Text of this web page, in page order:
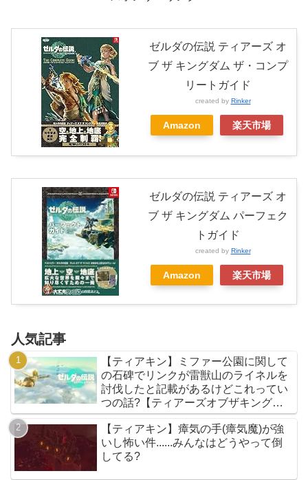
ゼルダの伝説 ティアーズ オ
ブ ザ キングダム ザ・コンプ
リートガイド
created by Rinker
Amazon 楽天市場
ゼルダの伝説 ティアーズ オ
ブ ザ キングダム パーフェク
トガイド
created by Rinker
Amazon 楽天市場
人気記事
【ティアキン】ミファー公園に関して
の石碑でリンクが雷獣山のライネルを
討伐したと記載があるけどこれってい
つの話?【ティアーズオブザキングダ
ム】
【ティアキン】瘴気の手(瘴気魔)が強
いし怖い件......みんなはどうやって倒
してる?